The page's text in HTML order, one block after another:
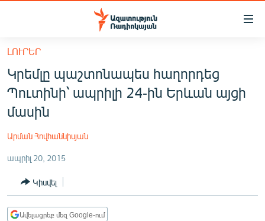
Մատչելիության
հիմնական
բովանդակությանը
Անցնել
հիմնական
մենյուին
ՀԱՅԱՍՏԱՆ
ՔԱՂԱՔԱԿԱՆ
ՏՆՏԵՍՈՒԹՅՈՒՆ
ՂԱՐԱԲԱՂ
ԼՈՒՐԵՐ
Կրեմլը պաշտոնապես հաղորդեց
Պուտինի՝ ապրիլի 24-ին Երևան այցի
մասին
Արման Հովհաննիսյան
ապրիլ 20, 2015
Կիսվել
Ավելացրեք մեզ Google-ում